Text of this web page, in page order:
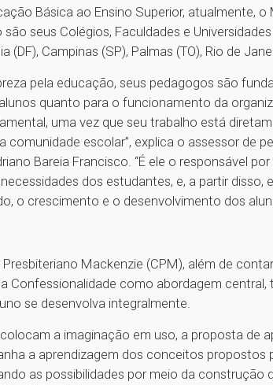
Básica ao Ensino Superior, atualmente,
seus Colégios, Faculdades e
(DF), Campinas (SP), Palmas (TO), Rio de
pela educação, seus pedagogos são
quanto para o funcionamento da
uma vez que seu trabalho está
comunidade escolar”, explica o assessor de
Bareia Francisco. “É ele o responsável
dos estudantes, e, a partir disso,
o crescimento e o desenvolvimento dos
Mackenzie (CPM), além de
Confessionalidade como abordagem central,
se desenvolva integralmente.
a imaginação em uso, a proposta de
a aprendizagem dos conceitos propostos
as possibilidades por meio da construção